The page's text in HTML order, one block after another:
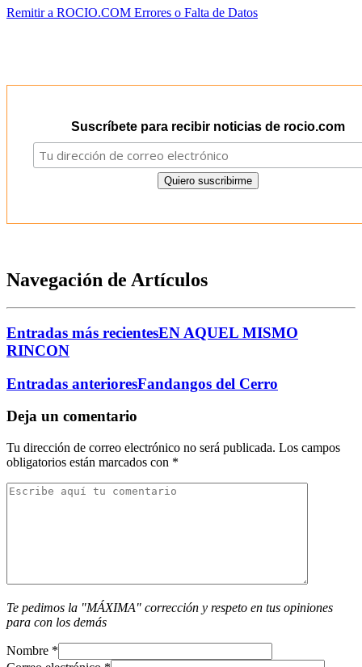
Remitir a ROCIO.COM Errores o Falta de Datos
Suscríbete para recibir noticias de rocio.com
Navegación de Artículos
Entradas más recientesEN AQUEL MISMO
RINCON
Entradas anterioresFandangos del Cerro
Deja un comentario
Tu dirección de correo electrónico no será publicada. Los campos
obligatorios están marcados con *
Te pedimos la "MÁXIMA" corrección y respeto en tus opiniones
para con los demás
Nombre *